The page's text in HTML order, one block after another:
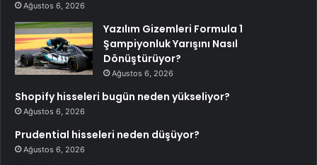
Ağustos 6, 2026
Yazılım Gizemleri Formula 1
Şampiyonluk Yarışını Nasıl
Dönüştürüyor?
Ağustos 6, 2026
Shopify hisseleri bugün neden yükseliyor?
Ağustos 6, 2026
Prudential hisseleri neden düşüyor?
Ağustos 6, 2026